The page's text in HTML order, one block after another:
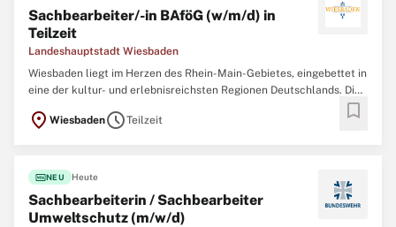
Sachbearbeiter/-in BAföG (w/m/d) in
Teilzeit
Landeshauptstadt Wiesbaden
Wiesbaden liegt im Herzen des Rhein-Main-Gebietes, eingebettet in
eine der kultur- und erlebnisreichsten Regionen Deutschlands. Die
Freizeitangebot und bildet damit ein ideales Umfeld für den
location_on WiesbadenscheduleTeilzeit bookmark
fiber_newNEU Heute
Sachbearbeiterin / Sachbearbeiter
Umweltschutz (m/w/d)